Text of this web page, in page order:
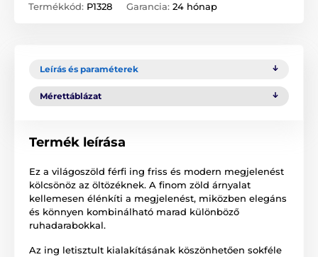
Termékkód: P1328 Garancia: 24 hónap
Leírás és paraméterek
Mérettáblázat
Termék leírása
Ez a világoszöld férfi ing friss és modern megjelenést
kölcsönöz az öltözéknek. A finom zöld árnyalat
kellemesen élénkíti a megjelenést, miközben elegáns
és könnyen kombinálható marad különböző
ruhadarabokkal.
Az ing letisztult kialakításának köszönhetően sokféle